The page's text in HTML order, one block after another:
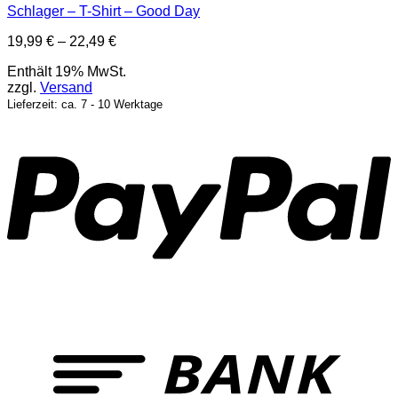
Schlager – T-Shirt – Good Day
19,99 € – 22,49 €Preisspanne:
bis
Enthält 19% MwSt.
zzgl. Versand
Lieferzeit: ca. 7 - 10 Werktage